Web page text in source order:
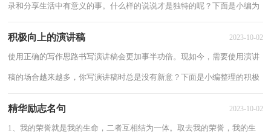
录和分享生活中有意义的事。什么样的说说才是独特的呢？下面是小编为
积极向上的演讲稿 2023-10-02
使用正确的写作思路书写演讲稿会更加事半功倍。现如今，需要使用演讲
稿的场合越来越多，你写演讲稿时总是没有新意？下面是小编整理的积极
精华励志名句 2023-10-02
1、我的荣誉就是我的生命，二者互相结为一体。取去我的荣誉，我的生